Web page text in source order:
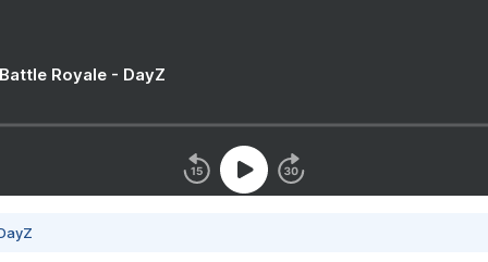
Royale - DayZ